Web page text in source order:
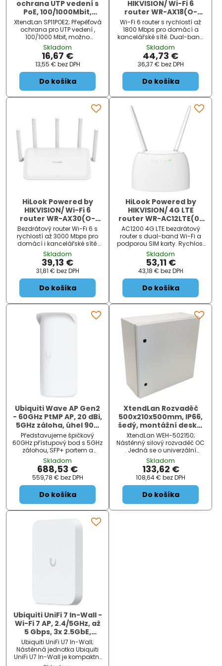
ochrana UTP vedení s
PoE, 100/1000Mbit,
chrání všechny páry, 2x
RJ-45
XtendLan SP11POE2; Přepěťová
ochrana pro UTP vedení ,
100/1000 Mbit, možno
přenášet i napájení PoE
802.3af/at , chrání všechny
čtyři páry, dva páry pro
datovou komunikaci, dva
páry chrání při přenosu
napájení. Vhodné pro
ochranu rozvodů IP kamer a
bez...
Skladom
16,67 €
13,55 € bez DPH
Do košíka
HIKVISION/ Wi-Fi 6
router WR-AX18(O-
STD)/EU/ IEEE
802.11a/n/ac/ax/
3000Mbps/ 3x L
Wi-Fi 6 router s rychlostí až
1800 Mbps pro domácí a
kancelářské sítě. Dual-band
2,4 GHz a 5 GHz, gigabitové
porty, dual-core procesor,
pokročilé bezpečnostní
funkce a podpora
nejnovějších standardů.
Skladom
44,73 €
36,37 € bez DPH
Do košíka
HiLook Powered by
HIKVISION/ Wi-Fi 6
router WR-AX30(O-
STD)/EU/ IEEE
802.11a/n/ac/ax/
1800Mbps/ 3x LAN/ 1x
WAN/ bílý
Bezdrátový router Wi-Fi 6 s
rychlostí až 3000 Mbps pro
domácí i kancelářské sítě.
Dual-band technologie s
podporou 160MHz pásma,
gigabitové porty, MU-MIMO,
OFDMA a pokročilé
zabezpečení WPA3.
Skladom
39,13 €
31,81 € bez DPH
Do košíka
HiLook Powered by
HIKVISION/ 4G LTE
router WR-AC12LTE(0-
STD)/EU/ IEEE
802.11b/g/n/ 867 Mbps/
1x LAN/ 1x WAN/ SIM slot/
b
AC1200 4G LTE bezdrátový
router s dual-band Wi-Fi a
podporou SIM karty. Rychlost
až 1167 Mbps, pokrytí až 100
m2, 4G Boost technologie pro
vyšší rychlost mobilního
internetu, MU-MIMO, 64
současných připojení.
Skladom
53,11 €
43,18 € bez DPH
Do košíka
Ubiquiti Wave AP Gen2
- 60GHz PtMP AP, 20 dBi,
5GHz záloha, úhel 90°,
SFP+ port, propustnost
5.4 Gbps
Představujeme špičkový
60GHz přístupový bod s 5GHz
zálohou, SFP+ portem a
kapacitou až 31 klientů. Tato
profesionální bezdrátová
základna nabízí celkovou
datovou propustnost 5,4
Gbps
Skladom
688,53 €
559,78 € bez DPH
Do košíka
XtendLan Rozvaděč
500x210x500mm, IP66,
šedý, montážní deska,
bez zámků
XtendLan WEH-502150;
Nástěnný silový rozvaděč OC
. Jedná se o univerzální
oceloplechový výrobek.Nutno
dokoupit 2ks zámků;
Nejčastěji najde využití pro
potřeby regulace a měření .
Konstrukc...
Skladom
133,62 €
108,64 € bez DPH
Do košíka
Ubiquiti UniFi 7 In-Wall -
Wi-Fi 7 AP, 2.4/5GHz, až
5 Gbps, 3x 2.5GbE,
PoE/PoE+ (bez PoE
injektoru)
Ubiquiti UniFi U7 In-Wall;
Nástěnná jednotka Ubiquiti
UniFi U7 In-Wall je kompaktní
Wi-Fi 7 AP s podporou